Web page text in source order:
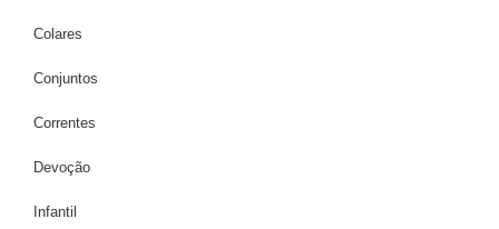
Colares
Conjuntos
Correntes
Devoção
Infantil